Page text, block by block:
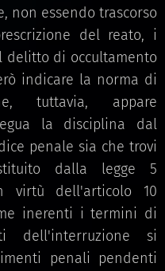
non essendo trascorso
del reato, i
di occultamento
indicare la norma di
tuttavia, appare
la disciplina dal
penale sia che trovi
dalla legge 5
virtù dell'articolo 10
inerenti i termini di
dell'interruzione si
penali pendenti